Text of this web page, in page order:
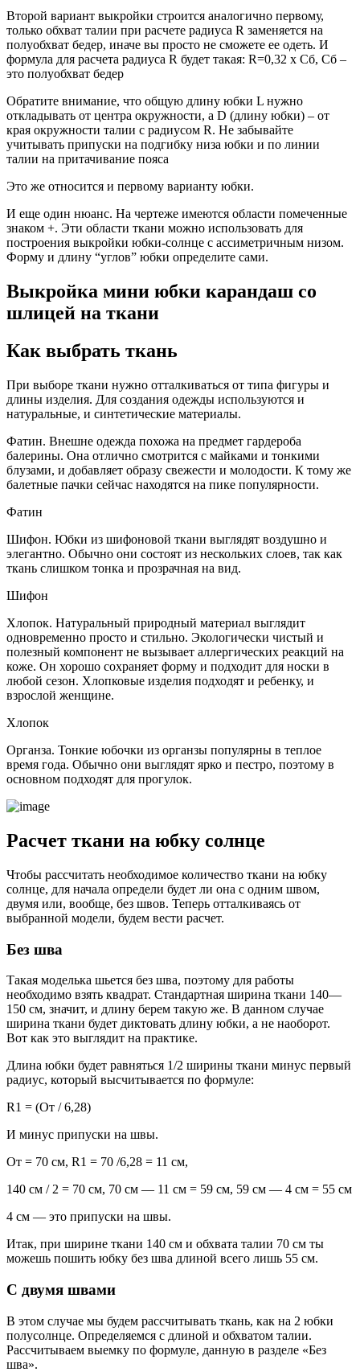
Второй вариант выкройки строится аналогично первому,
только обхват талии при расчете радиуса R заменяется на
полуобхват бедер, иначе вы просто не сможете ее одеть. И
формула для расчета радиуса R будет такая: R=0,32 x Сб, Сб –
это полуобхват бедер
Обратите внимание, что общую длину юбки L нужно
откладывать от центра окружности, а D (длину юбки) – от
края окружности талии с радиусом R. Не забывайте
учитывать припуски на подгибку низа юбки и по линии
талии на притачивание пояса
Это же относится и первому варианту юбки.
И еще один нюанс. На чертеже имеются области помеченные
знаком +. Эти области ткани можно использовать для
построения выкройки юбки-солнце с ассиметричным низом.
Форму и длину “углов” юбки определите сами.
Выкройка мини юбки карандаш со
шлицей на ткани
Как выбрать ткань
При выборе ткани нужно отталкиваться от типа фигуры и
длины изделия. Для создания одежды используются и
натуральные, и синтетические материалы.
Фатин. Внешне одежда похожа на предмет гардероба
балерины. Она отлично смотрится с майками и тонкими
блузами, и добавляет образу свежести и молодости. К тому же
балетные пачки сейчас находятся на пике популярности.
Фатин
Шифон. Юбки из шифоновой ткани выглядят воздушно и
элегантно. Обычно они состоят из нескольких слоев, так как
ткань слишком тонка и прозрачная на вид.
Шифон
Хлопок. Натуральный природный материал выглядит
одновременно просто и стильно. Экологически чистый и
полезный компонент не вызывает аллергических реакций на
коже. Он хорошо сохраняет форму и подходит для носки в
любой сезон. Хлопковые изделия подходят и ребенку, и
взрослой женщине.
Хлопок
Органза. Тонкие юбочки из органзы популярны в теплое
время года. Обычно они выглядят ярко и пестро, поэтому в
основном подходят для прогулок.
Расчет ткани на юбку солнце
Чтобы рассчитать необходимое количество ткани на юбку
солнце, для начала определи будет ли она с одним швом,
двумя или, вообще, без швов. Теперь отталкиваясь от
выбранной модели, будем вести расчет.
Без шва
Такая моделька шьется без шва, поэтому для работы
необходимо взять квадрат. Стандартная ширина ткани 140—
150 см, значит, и длину берем такую же. В данном случае
ширина ткани будет диктовать длину юбки, а не наоборот.
Вот как это выглядит на практике.
Длина юбки будет равняться 1/2 ширины ткани минус первый
радиус, который высчитывается по формуле:
R1 = (От / 6,28)
И минус припуски на швы.
От = 70 см, R1 = 70 /6,28 = 11 см,
140 см / 2 = 70 см, 70 см — 11 см = 59 см, 59 см — 4 см = 55 см
4 см — это припуски на швы.
Итак, при ширине ткани 140 см и обхвата талии 70 см ты
можешь пошить юбку без шва длиной всего лишь 55 см.
С двумя швами
В этом случае мы будем рассчитывать ткань, как на 2 юбки
полусолнце. Определяемся с длиной и обхватом талии.
Рассчитываем выемку по формуле, данную в разделе «Без
шва».